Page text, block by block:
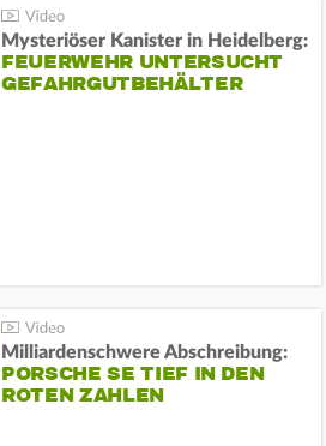
Mysteriöser Kanister in Heidelberg:
FEUERWEHR UNTERSUCHT
GEFAHRGUTBEHÄLTER
Milliardenschwere Abschreibung:
PORSCHE SE TIEF IN DEN
ROTEN ZAHLEN